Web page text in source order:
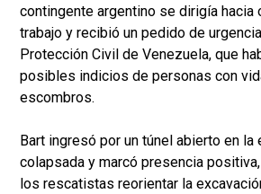
contingente argentino se dirigía hacia
trabajo y recibió un pedido de
Protección Civil de Venezuela, que
posibles indicios de personas con
escombros.
Bart ingresó por un túnel abierto en la
colapsada y marcó presencia
los rescatistas reorientar la